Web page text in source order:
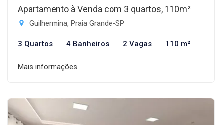
Apartamento à Venda com 3 quartos, 110m²
Guilhermina, Praia Grande-SP
3 Quartos 4 Banheiros 2 Vagas 110 m²
Mais informações